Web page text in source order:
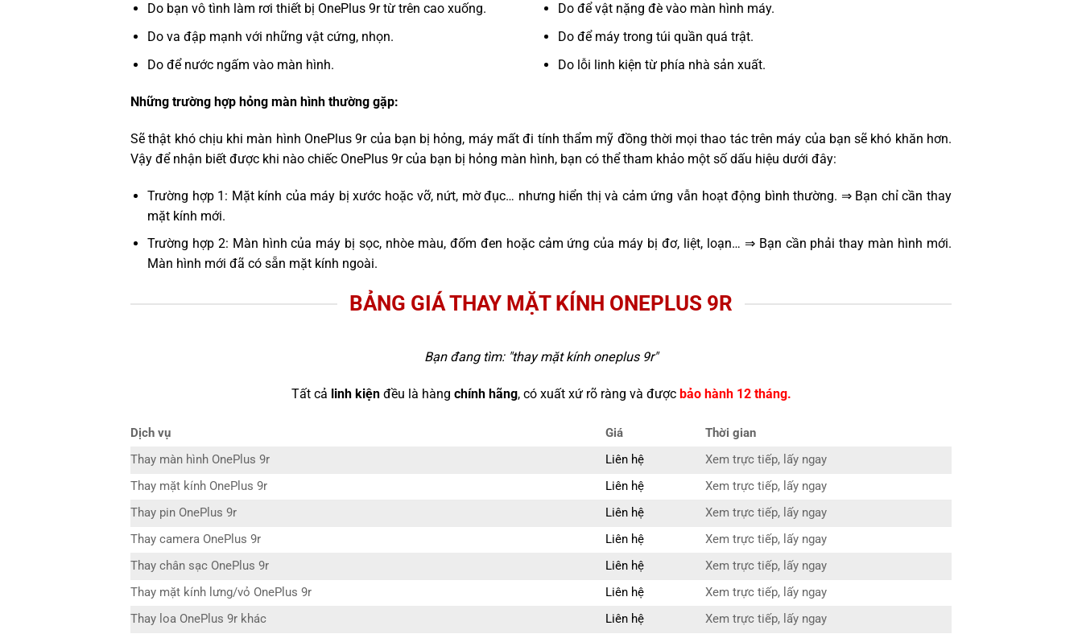
Do bạn vô tình làm rơi thiết bị OnePlus 9r từ trên cao xuống.
Do va đập mạnh với những vật cứng, nhọn.
Do để nước ngấm vào màn hình.
Do để vật nặng đè vào màn hình máy.
Do để máy trong túi quần quá trật.
Do lỗi linh kiện từ phía nhà sản xuất.
Những trường hợp hỏng màn hình thường gặp:
Sẽ thật khó chịu khi màn hình OnePlus 9r của bạn bị hỏng, máy mất đi tính thẩm mỹ đồng thời mọi thao tác trên máy của bạn sẽ khó khăn hơn.
Vậy để nhận biết được khi nào chiếc OnePlus 9r của bạn bị hỏng màn hình, bạn có thể tham khảo một số dấu hiệu dưới đây:
Trường hợp 1: Mặt kính của máy bị xước hoặc vỡ, nứt, mờ đục… nhưng hiển thị và cảm ứng vẫn hoạt động bình thường. ⇒ Bạn chỉ cần thay
mặt kính mới.
Trường hợp 2: Màn hình của máy bị sọc, nhòe màu, đốm đen hoặc cảm ứng của máy bị đơ, liệt, loạn… ⇒ Bạn cần phải thay màn hình mới.
Màn hình mới đã có sẵn mặt kính ngoài.
BẢNG GIÁ THAY MẶT KÍNH ONEPLUS 9R
Bạn đang tìm: "thay mặt kính oneplus 9r"
Tất cả linh kiệnđều là hàng chính hãng, có xuất xứ rõ ràng và được bảo hành 12 tháng.
Dịch vụ Giá
Thời gian
Thay màn hình OnePlus 9r
Liên hệ
Xem trực tiếp, lấy ngay
Thay mặt kính OnePlus 9r
Liên hệ
Xem trực tiếp, lấy ngay
Thay pin OnePlus 9r
Liên hệ
Xem trực tiếp, lấy ngay
Thay camera OnePlus 9r
Liên hệ
Xem trực tiếp, lấy ngay
Thay chân sạc OnePlus 9r
Liên hệ
Xem trực tiếp, lấy ngay
Thay mặt kính lưng/vỏ OnePlus 9r
Liên hệ
Xem trực tiếp, lấy ngay
Thay loa OnePlus 9r khác
Liên hệ
Xem trực tiếp, lấy ngay